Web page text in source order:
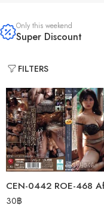
Only this weekend
Super Discount
FILTERS
30฿